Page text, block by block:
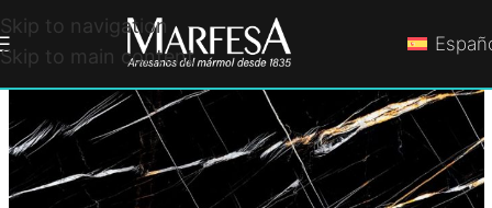
Skip to navigation
Skip to main content